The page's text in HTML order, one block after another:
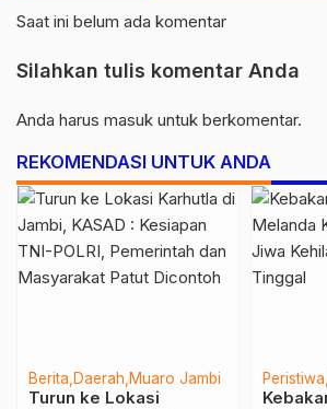
Saat ini belum ada komentar
Silahkan tulis komentar Anda
Anda harus masuk untuk berkomentar.
REKOMENDASI UNTUK ANDA
Berita Daerah Muaro Jambi
Turun ke Lokasi
Peristiwa